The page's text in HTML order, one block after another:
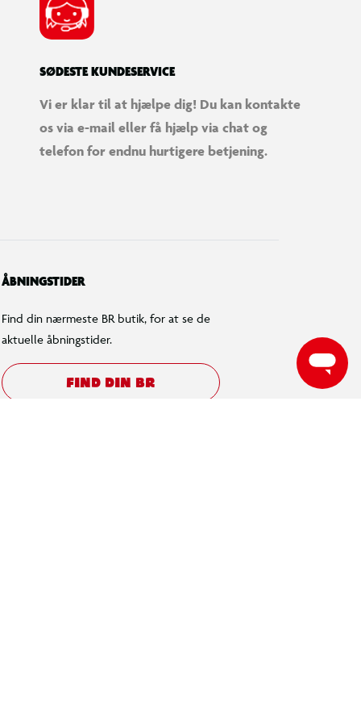
SØDESTE KUNDESERVICE
Vi er klar til at hjælpe dig! Du kan kontakte
os via e-mail eller få hjælp via chat og
telefon for endnu hurtigere betjening.
ÅBNINGSTIDER
Find din nærmeste BR butik, for at se de
aktuelle åbningstider.
FIND DIN BR